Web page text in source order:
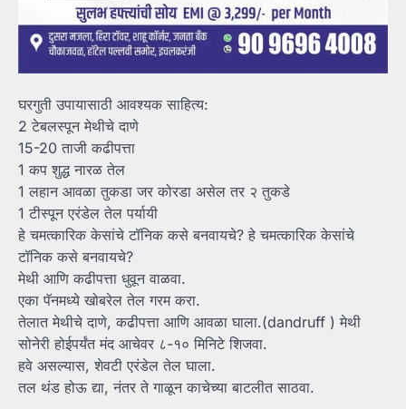
घरगुती उपायासाठी आवश्यक साहित्य:
2 टेबलस्पून मेथीचे दाणे
15-20 ताजी कढीपत्ता
1 कप शुद्ध नारळ तेल
1 लहान आवळा तुकडा जर कोरडा असेल तर २ तुकडे
1 टीस्पून एरंडेल तेल पर्यायी
हे चमत्कारिक केसांचे टॉनिक कसे बनवायचे? हे चमत्कारिक केसांचे
टॉनिक कसे बनवायचे?
मेथी आणि कढीपत्ता धुवून वाळवा.
एका पॅनमध्ये खोबरेल तेल गरम करा.
तेलात मेथीचे दाणे, कढीपत्ता आणि आवळा घाला.(dandruff ) मेथी
सोनेरी होईपर्यंत मंद आचेवर ८-१० मिनिटे शिजवा.
हवे असल्यास, शेवटी एरंडेल तेल घाला.
तल थंड होऊ द्या, नंतर ते गाळून काचेच्या बाटलीत साठवा.